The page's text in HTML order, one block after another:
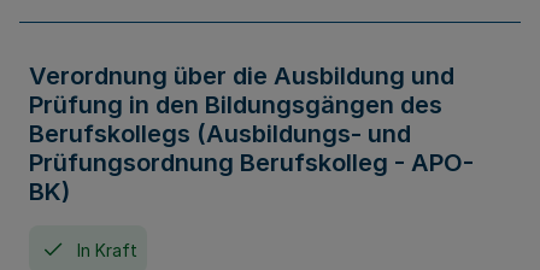
Verordnung über die Ausbildung und
Prüfung in den Bildungsgängen des
Berufskollegs (Ausbildungs- und
Prüfungsordnung Berufskolleg - APO-
BK)
In Kraft